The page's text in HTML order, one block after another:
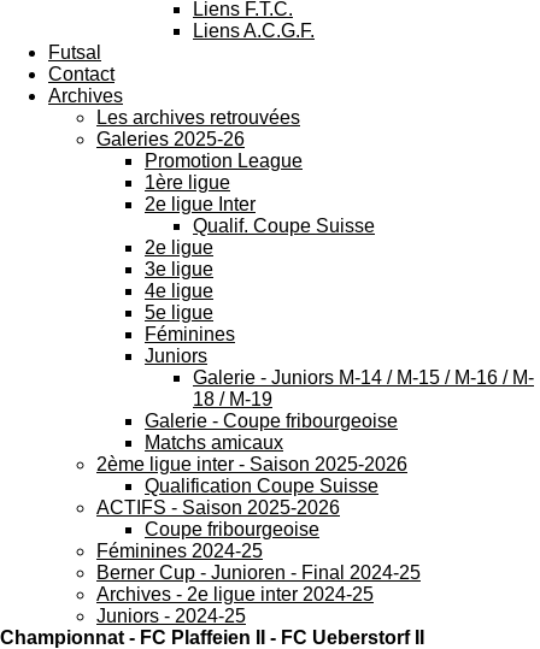
Liens F.T.C.
Liens A.C.G.F.
Futsal
Contact
Archives
Les archives retrouvées
Galeries 2025-26
Promotion League
1ère ligue
2e ligue Inter
Qualif. Coupe Suisse
2e ligue
3e ligue
4e ligue
5e ligue
Féminines
Juniors
Galerie - Juniors M-14 / M-15 / M-16 / M-
18 / M-19
Galerie - Coupe fribourgeoise
Matchs amicaux
2ème ligue inter - Saison 2025-2026
Qualification Coupe Suisse
ACTIFS - Saison 2025-2026
Coupe fribourgeoise
Féminines 2024-25
Berner Cup - Junioren - Final 2024-25
Archives - 2e ligue inter 2024-25
Juniors - 2024-25
Championnat - FC Plaffeien II - FC Ueberstorf II